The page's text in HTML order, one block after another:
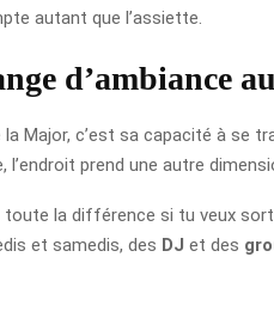
autant que l’assiette.
d’ambiance
Major, c’est sa capacité à se
l’endroit prend une autre
la différence si tu veux
et samedis, des DJ et des